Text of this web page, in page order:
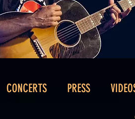
CONCERTS PRESS